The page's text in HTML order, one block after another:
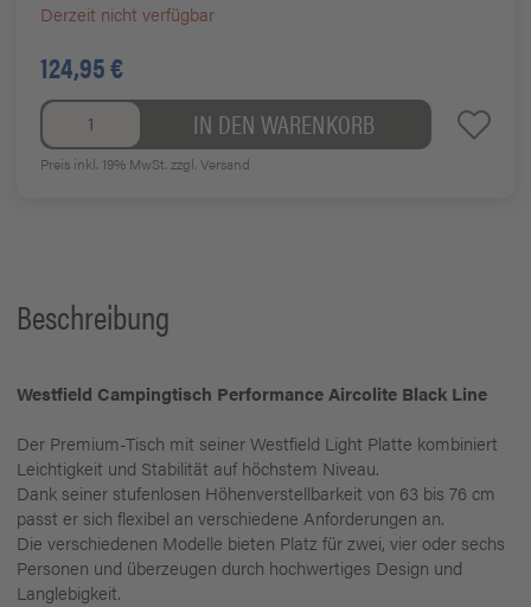
Derzeit nicht verfügbar
124,95 €
IN DEN WARENKORB
Preis inkl. 19% MwSt.zzgl. Versand
Beschreibung
Westfield Campingtisch Performance Aircolite Black Line
Der Premium-Tisch mit seiner Westfield Light Platte kombiniert
Leichtigkeit und Stabilität auf höchstem Niveau.
Dank seiner stufenlosen Höhenverstellbarkeit von 63 bis 76 cm
passt er sich flexibel an verschiedene Anforderungen an.
Die verschiedenen Modelle bieten Platz für zwei, vier oder sechs
Personen und überzeugen durch hochwertiges Design und
Langlebigkeit.